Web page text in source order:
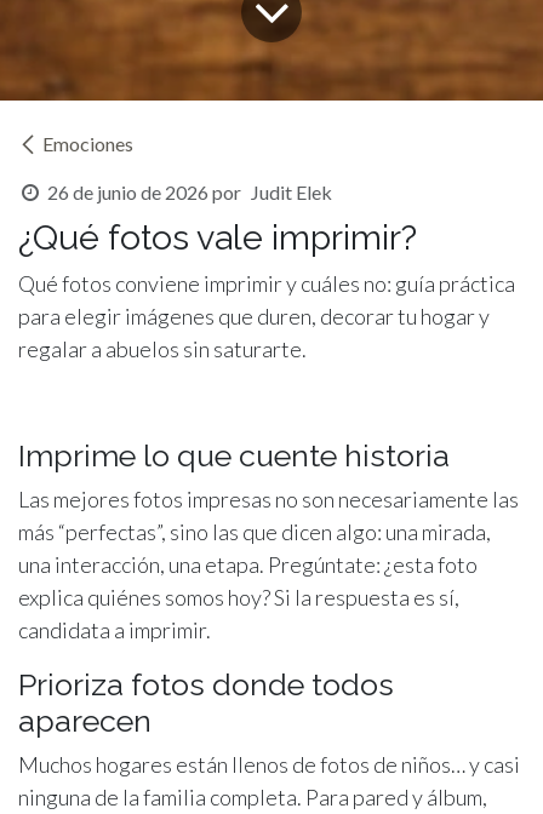
Emociones
26 de junio de 2026 por Judit Elek
¿Qué fotos vale imprimir?
Qué fotos conviene imprimir y cuáles no: guía práctica
para elegir imágenes que duren, decorar tu hogar y
regalar a abuelos sin saturarte.
Imprime lo que cuente historia
Las mejores fotos impresas no son necesariamente las
más “perfectas”, sino las que dicen algo: una mirada,
una interacción, una etapa. Pregúntate: ¿esta foto
explica quiénes somos hoy? Si la respuesta es sí,
candidata a imprimir.
Prioriza fotos donde todos
aparecen
Muchos hogares están llenos de fotos de niños… y casi
ninguna de la familia completa. Para pared y álbum,